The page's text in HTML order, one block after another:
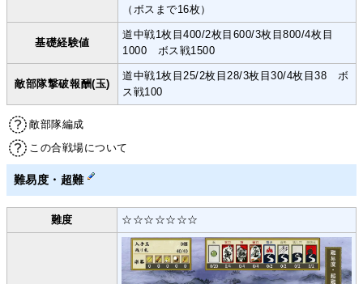
（ボスまで16枚）
基礎経験値
道中戦1枚目400/2枚目600/3枚目800/4枚目
1000 ボス戦1500
敵部隊撃破報酬(玉)
道中戦1枚目25/2枚目28/3枚目30/4枚目38 ボ
ス戦100
敵部隊編成
この合戦場について
難易度・超難
難度 ☆☆☆☆☆☆☆